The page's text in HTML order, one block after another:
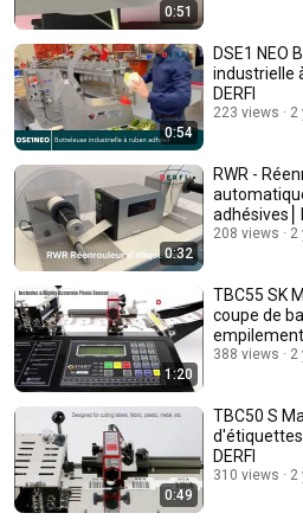
0:51
0:54
DSE1 NEO
industrielle
DERFI
223 views 2
0:32
RWR -
adhésives⎮
208 views 2
1:20
TBC55 SK
coupe de
388 views 2
0:49
TBC50 S
d'étiquettes
DERFI
310 views 2